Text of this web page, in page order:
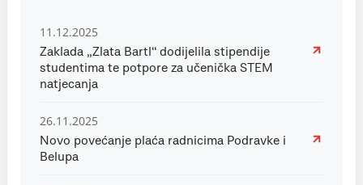
11.12.2025
Zaklada „Zlata Bartl“ dodijelila stipendije
studentima te potpore za učenička STEM
natjecanja
26.11.2025
Novo povećanje plaća radnicima Podravke i
Belupa